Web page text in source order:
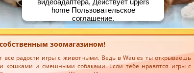
зоомагазином!
все радости игры с животными. Ведь в Wauies ты открываешь
кошками и смешными собаками. Если тебе нравятся игры с
видеоадаптера, Действует upjers
home Пользовательское
соглашение.